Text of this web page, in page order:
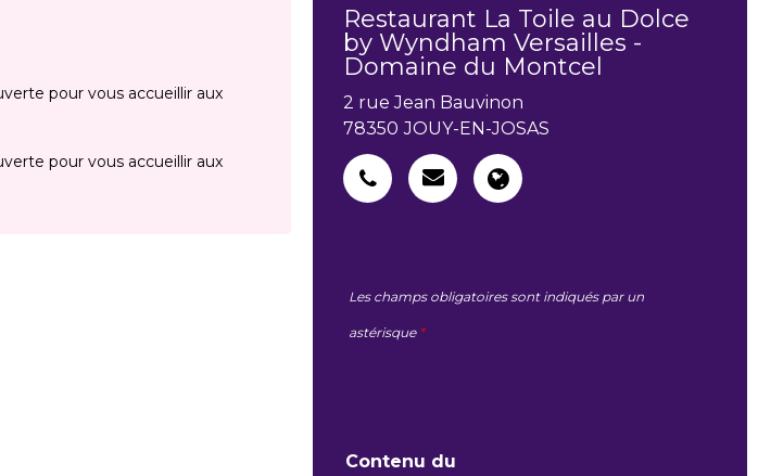
pour vous accueillir aux
pour vous accueillir aux
Restaurant La Toile au Dolce
by Wyndham Versailles -
Domaine du Montcel
2 rue Jean Bauvinon
78350 JOUY-EN-JOSAS
Les champs obligatoires sont indiqués par un
astérisque *
Contenu du